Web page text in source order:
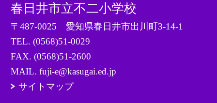
春日井市立不二小学校
〒487-0025 愛知県春日井市出川町3-14-1
TEL.(0568)51-0029
FAX. (0568)51-2600
MAIL. fuji-e@kasugai.ed.jp
サイトマップ